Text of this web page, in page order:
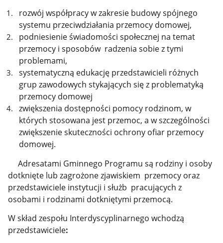
rozwój współpracy w zakresie budowy spójnego
systemu przeciwdziałania przemocy domowej,
podniesienie świadomości społecznej na temat
przemocy i sposobów radzenia sobie z tymi
problemami,
systematyczną edukację przedstawicieli różnych
grup zawodowych stykających się z problematyką
przemocy domowej
zwiększenia dostępności pomocy rodzinom, w
których stosowana jest przemoc, a w szczególności
zwiększenie skuteczności ochrony ofiar przemocy
domowej.
Adresatami Gminnego Programu są rodziny i osoby
dotknięte lub zagrożone zjawiskiem przemocy oraz
przedstawiciele instytucji i służb pracujących z
osobami i rodzinami dotkniętymi przemocą.
W skład zespołu Interdyscyplinarnego wchodzą
przedstawiciele: